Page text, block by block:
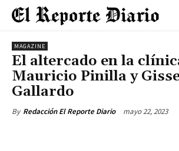
MAGAZINE
El altercado en la
Mauricio Pinilla y
Gallardo
By Redacción El Reporte Diario mayo 22, 2023